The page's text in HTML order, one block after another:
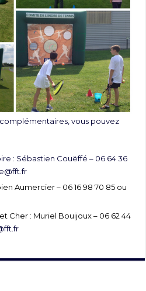
vous pouvez
: Sébastien Couëffé – 06 64 36
Aumercier – 06 16 98 70 85 ou
Cher : Muriel Bouijoux – 06 62 44